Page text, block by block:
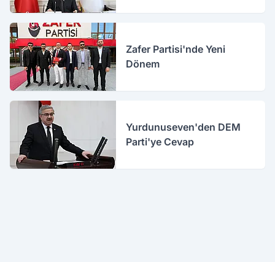
Zafer Partisi'nde Yeni
Dönem
Yurdunuseven'den DEM
Parti'ye Cevap